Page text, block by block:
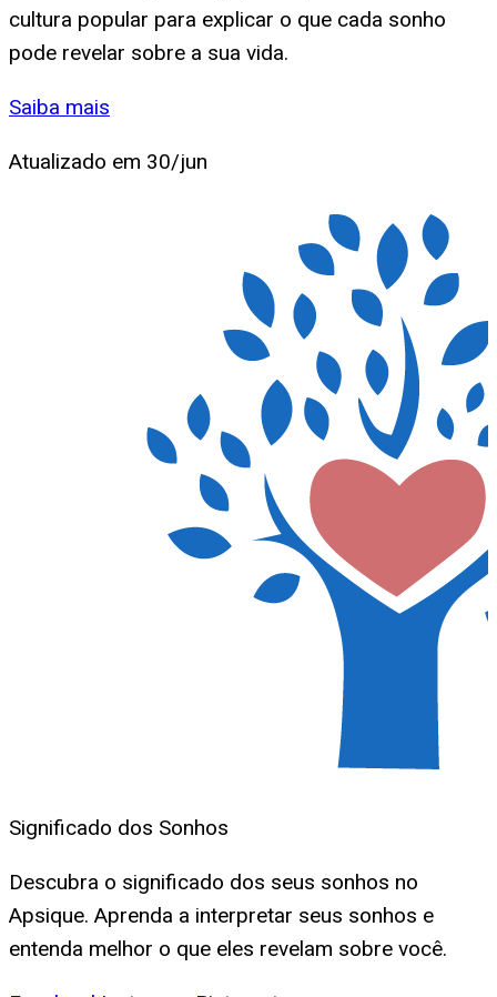
cultura popular para explicar o que cada sonho
pode revelar sobre a sua vida.
Saiba mais
Atualizado em 30/jun
Significado dos Sonhos
Descubra o significado dos seus sonhos no
Apsique. Aprenda a interpretar seus sonhos e
entenda melhor o que eles revelam sobre você.